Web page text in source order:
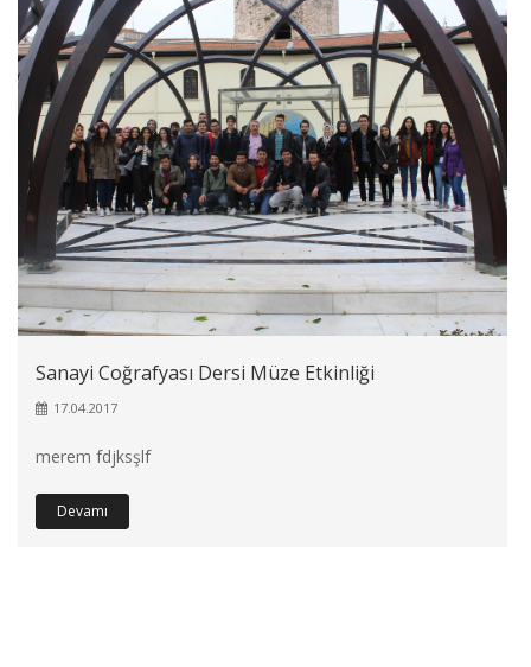
Sanayi Coğrafyası Dersi Müze Etkinliği
17.04.2017
merem fdjksşlf
Devamı